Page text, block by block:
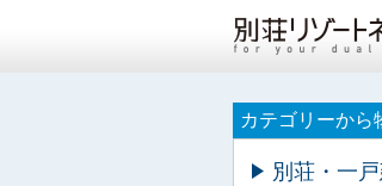
カテゴリーから
別荘・一